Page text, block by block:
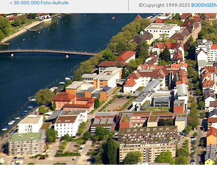
» 30.000.000 Foto-Aufrufe ©Copyright 1999-2025